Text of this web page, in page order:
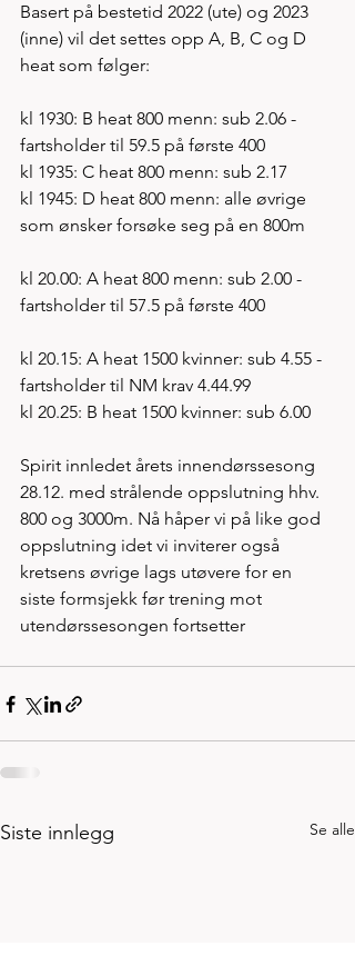
Basert på bestetid 2022 (ute) og 2023
(inne) vil det settes opp A, B, C og D
heat som følger:
kl 1930: B heat 800 menn: sub 2.06 -
fartsholder til 59.5 på første 400
kl 1935: C heat 800 menn: sub 2.17
kl 1945: D heat 800 menn: alle øvrige
som ønsker forsøke seg på en 800m
kl 20.00: A heat 800 menn: sub 2.00 -
fartsholder til 57.5 på første 400
kl 20.15: A heat 1500 kvinner: sub 4.55 -
fartsholder til NM krav 4.44.99
kl 20.25: B heat 1500 kvinner: sub 6.00
Spirit innledet årets innendørssesong
28.12. med strålende oppslutning hhv.
800 og 3000m. Nå håper vi på like god
oppslutning idet vi inviterer også
kretsens øvrige lags utøvere for en
siste formsjekk før trening mot
utendørssesongen fortsetter
Siste innlegg Se alle